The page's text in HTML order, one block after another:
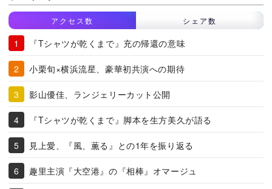
アクセス数 シェア数
『Tシャツが乾くまで』充の帰還の意味
小栗旬×横浜流星、豪華初共演への期待
影山優佳、ランジェリーカット公開
『Tシャツが乾くまで』脚本を生方美久が語る
見上愛、『風、薫る』との1年を振り返る
趣里主演『大空港』の『相棒』オマージュ